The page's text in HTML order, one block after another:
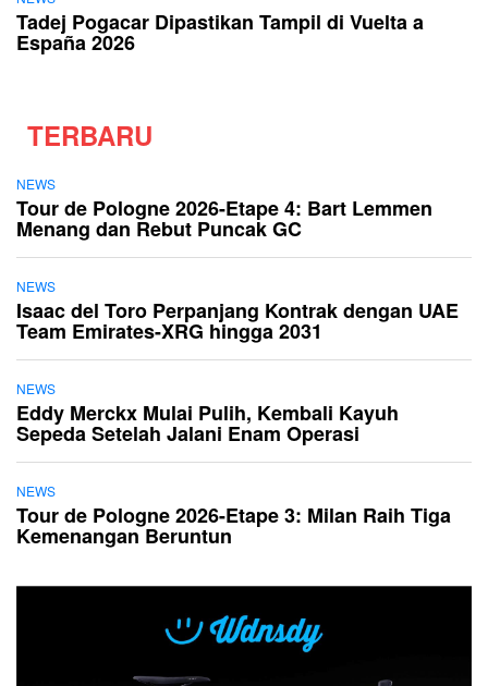
Tadej Pogacar Dipastikan Tampil di Vuelta a
España 2026
TERBARU
NEWS
Tour de Pologne 2026-Etape 4: Bart Lemmen
Menang dan Rebut Puncak GC
NEWS
Isaac del Toro Perpanjang Kontrak dengan UAE
Team Emirates-XRG hingga 2031
NEWS
Eddy Merckx Mulai Pulih, Kembali Kayuh
Sepeda Setelah Jalani Enam Operasi
NEWS
Tour de Pologne 2026-Etape 3: Milan Raih Tiga
Kemenangan Beruntun